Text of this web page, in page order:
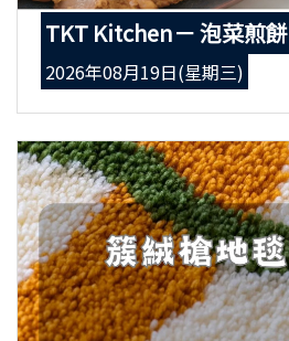
TKT Kitchen－ 泡菜煎餅
2026年08月19日(星期三)